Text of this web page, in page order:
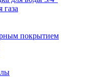
газа
покрытием